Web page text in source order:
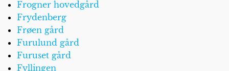
Frogner hovedgård
Frydenberg
Frøen gård
Furulund gård
Furuset gård
Fyllingen